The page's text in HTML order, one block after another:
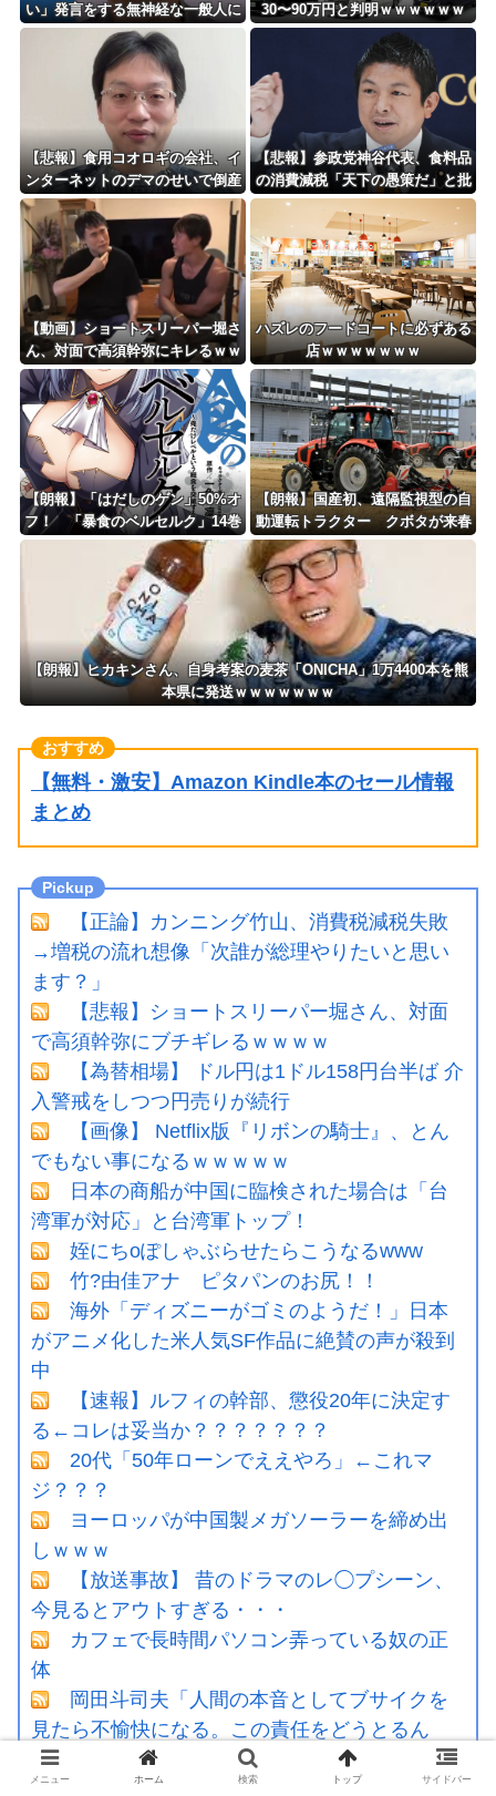
い」発言をする無神経な一般人に
憤慨ｗｗｗｗｗｗｗ
30〜90万円と判明ｗｗｗｗｗｗ
ｗｗｗｗｗ
【悲報】食用コオロギの会社、イ
ンターネットのデマのせいで倒産
ｗｗｗｗｗｗｗｗｗｗｗｗ
【悲報】参政党神谷代表、食料品
の消費減税「天下の愚策だ」と批
判ｗｗｗｗｗｗｗｗｗｗｗｗ
【動画】ショートスリーパー堀さ
ん、対面で高須幹弥にキレるｗｗ
ｗｗｗｗｗｗｗ
ハズレのフードコートに必ずある
店ｗｗｗｗｗｗｗ
【朗報】「はだしのゲン」50%オ
フ！ 「暴食のベルセルク」14巻
無料ｗｗｗｗｗｗ
【朗報】国産初、遠隔監視型の自
動運転トラクター クボタが来春
に発売！！！
【朗報】ヒカキンさん、自身考案の麦茶「ONICHA」1万4400本を熊
本県に発送ｗｗｗｗｗｗｗ
【無料・激安】Amazon Kindle本のセール情報
まとめ
【正論】カンニング竹山、消費税減税失敗
→増税の流れ想像「次誰が総理やりたいと思い
ます？」
【悲報】ショートスリーパー堀さん、対面
で高須幹弥にブチギレるｗｗｗｗ
【為替相場】 ドル円は1ドル158円台半ば 介
入警戒をしつつ円売りが続行
【画像】 Netflix版『リボンの騎士』、とん
でもない事になるｗｗｗｗｗ
日本の商船が中国に臨検された場合は「台
湾軍が対応」と台湾軍トップ！
姪にちoぽしゃぶらせたらこうなるwww
竹?由佳アナ ピタパンのお尻！！
海外「ディズニーがゴミのようだ！」日本
がアニメ化した米人気SF作品に絶賛の声が殺到
中
【速報】ルフィの幹部、懲役20年に決定す
る←コレは妥当か？？？？？？？
20代「50年ローンでええやろ」←これマ
ジ？？？
ヨーロッパが中国製メガソーラーを締め出
しｗｗｗ
【放送事故】 昔のドラマのレ◯プシーン、
今見るとアウトすぎる・・・
カフェで長時間パソコン弄っている奴の正
体
岡田斗司夫「人間の本音としてブサイクを
見たら不愉快になる。この責任をどうとるん
だ」
インドネシア「高速鉄道！」中国「大赤
メニュー ホーム 検索 トップ サイドバー